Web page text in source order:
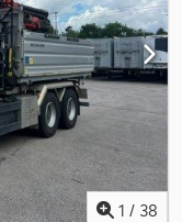
1 / 38